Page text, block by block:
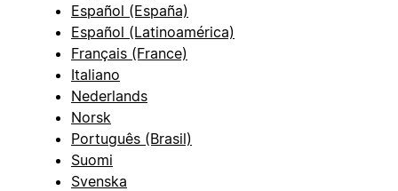
Español (España)
Español (Latinoamérica)
Français (France)
Italiano
Nederlands
Norsk
Português (Brasil)
Suomi
Svenska